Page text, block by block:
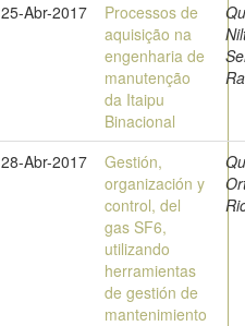
25-Abr-2017
Processos de
aquisição na
engenharia de
manutenção
da Itaipu
Binacional
28-Abr-2017
Gestión,
organización y
control, del
gas SF6,
utilizando
herramientas
de gestión de
mantenimiento